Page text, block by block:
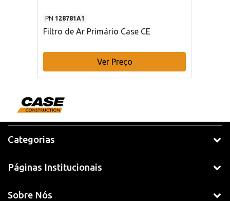
PN 128781A1
Filtro de Ar Primário Case CE
Ver Preço
Categorias
Páginas Institucionais
Sobre Nós